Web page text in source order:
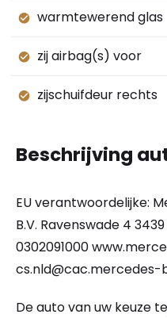
warmtewerend glas
zij airbag(s) voor
zijschuifdeur rechts
Beschrijving
EU verantwoordelijke:
B.V. Ravenswade 4
0302091000
cs.nld@cac.mercedes-
De auto van uw keuze